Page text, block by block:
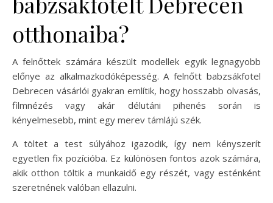
otthonaiba?
A felnőttek számára készült modellek egyik legnagyobb
előnye az alkalmazkodóképesség. A felnőtt babzsákfotel
Debrecen vásárlói gyakran említik, hogy hosszabb olvasás,
filmnézés vagy akár délutáni pihenés során is
kényelmesebb, mint egy merev támlájú szék.
A töltet a test súlyához igazodik, így nem kényszerít
egyetlen fix pozícióba. Ez különösen fontos azok számára,
akik otthon töltik a munkaidő egy részét, vagy esténként
szeretnének valóban ellazulni.